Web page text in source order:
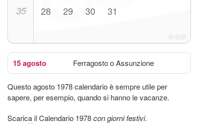
35 28 29 30 31
15 agosto Ferragosto o Assunzione
Questo agosto 1978 calendario è sempre utile per
sapere, per esempio, quando si hanno le vacanze.
Scarica il Calendario 1978con giorni festivi.